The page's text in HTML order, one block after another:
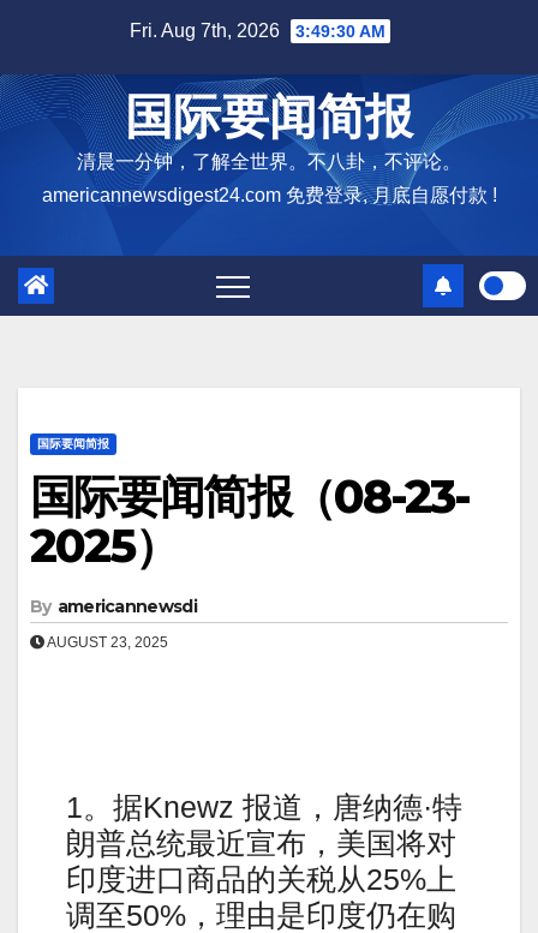
content
Fri. Aug 7th, 2026 3:49:32 AM
国际要闻简报
清晨一分钟，了解全世界。不八卦，不评论。
americannewsdigest24.com 免费登录, 月底自愿付款 !
国际要闻简报
国际要闻简报（08-23-
2025）
By americannewsdi
AUGUST 23, 2025
1。据Knewz 报道，唐纳德·特
朗普总统最近宣布，美国将对
印度进口商品的关税从25%上
调至50%，理由是印度仍在购